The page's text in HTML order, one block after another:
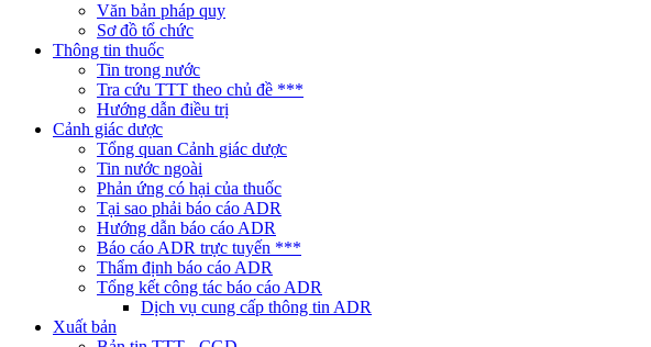
Văn bản pháp quy
Sơ đồ tổ chức
Thông tin thuốc
Tin trong nước
Tra cứu TTT theo chủ đề ***
Hướng dẫn điều trị
Cảnh giác dược
Tổng quan Cảnh giác dược
Tin nước ngoài
Phản ứng có hại của thuốc
Tại sao phải báo cáo ADR
Hướng dẫn báo cáo ADR
Báo cáo ADR trực tuyến ***
Thẩm định báo cáo ADR
Tổng kết công tác báo cáo ADR
Dịch vụ cung cấp thông tin ADR
Xuất bản